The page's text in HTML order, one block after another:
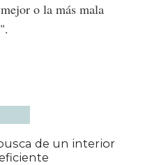
o la más mala
de un interior